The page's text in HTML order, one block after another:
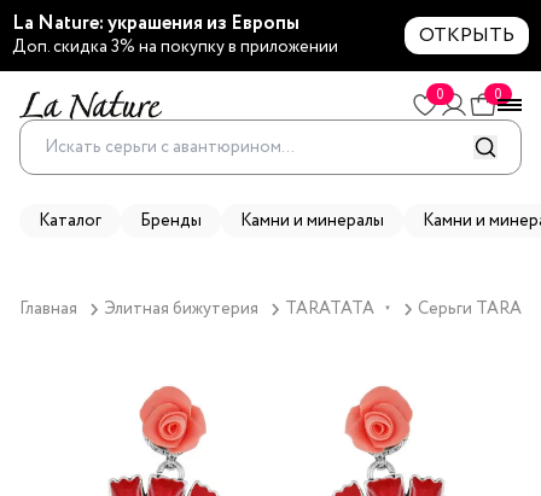
La Nature: украшения из Европы
Доп. скидка 3% на покупку в приложении ОТКРЫТЬ
0 0
Каталог Бренды Камни и минералы Камни и
Главная Элитная бижутерия TARATATA ▼ Серьги